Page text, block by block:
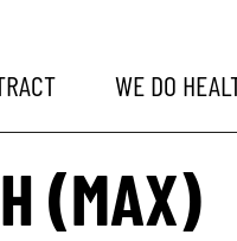
WE DO
(MAX)